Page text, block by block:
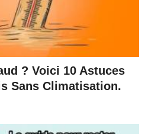
? Voici 10 Astuces
Sans Climatisation.